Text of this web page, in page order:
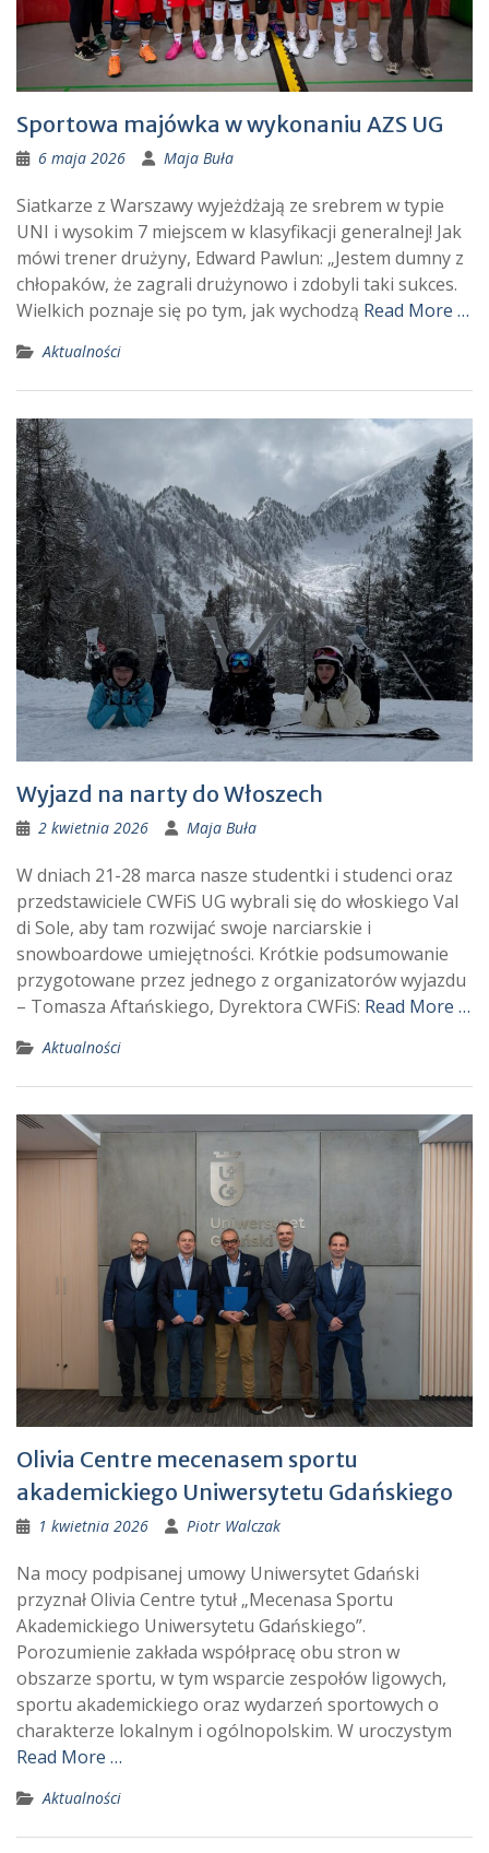
Sportowa majówka w wykonaniu AZS UG
6 maja 2026 Maja Buła
Siatkarze z Warszawy wyjeżdżają ze srebrem w typie
UNI i wysokim 7 miejscem w klasyfikacji generalnej! Jak
mówi trener drużyny, Edward Pawlun: „Jestem dumny z
chłopaków, że zagrali drużynowo i zdobyli taki sukces.
Wielkich poznaje się po tym, jak wychodzą Read More …
Aktualności
Wyjazd na narty do Włoszech
2 kwietnia 2026 Maja Buła
W dniach 21-28 marca nasze studentki i studenci oraz
przedstawiciele CWFiS UG wybrali się do włoskiego Val
di Sole, aby tam rozwijać swoje narciarskie i
snowboardowe umiejętności. Krótkie podsumowanie
przygotowane przez jednego z organizatorów wyjazdu
– Tomasza Aftańskiego, Dyrektora CWFiS: Read More …
Aktualności
Olivia Centre mecenasem sportu
akademickiego Uniwersytetu Gdańskiego
1 kwietnia 2026 Piotr Walczak
Na mocy podpisanej umowy Uniwersytet Gdański
przyznał Olivia Centre tytuł „Mecenasa Sportu
Akademickiego Uniwersytetu Gdańskiego”.
Porozumienie zakłada współpracę obu stron w
obszarze sportu, w tym wsparcie zespołów ligowych,
sportu akademickiego oraz wydarzeń sportowych o
charakterze lokalnym i ogólnopolskim. W uroczystym
Read More …
Aktualności